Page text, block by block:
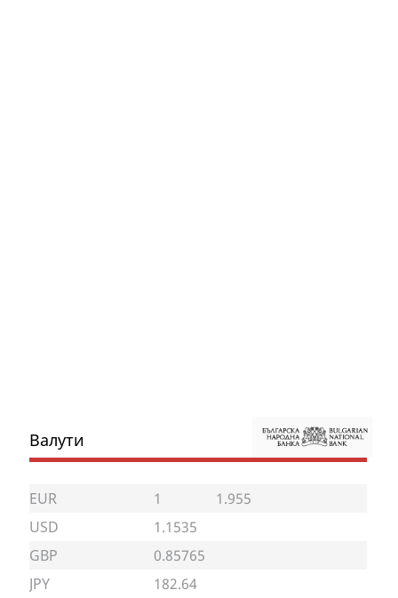
Валути
EUR 1
1.955
USD
1.1535
GBP
0.85765
JPY
182.64